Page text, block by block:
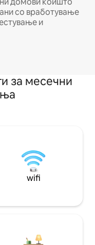
со вработување
и
за месечни
wifi